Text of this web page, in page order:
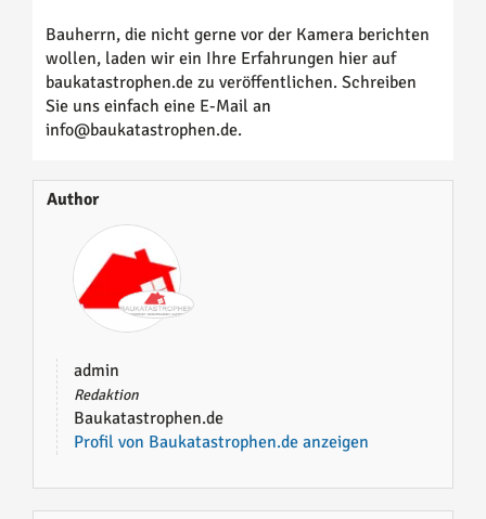
Bauherrn, die nicht gerne vor der Kamera berichten
wollen, laden wir ein Ihre Erfahrungen hier auf
baukatastrophen.de zu veröffentlichen. Schreiben
Sie uns einfach eine E-Mail an
info@baukatastrophen.de.
Author
admin
Redaktion
Baukatastrophen.de
Profil von Baukatastrophen.de anzeigen